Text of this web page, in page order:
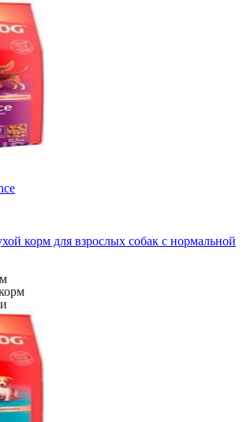
корм для взрослых собак с нормальной